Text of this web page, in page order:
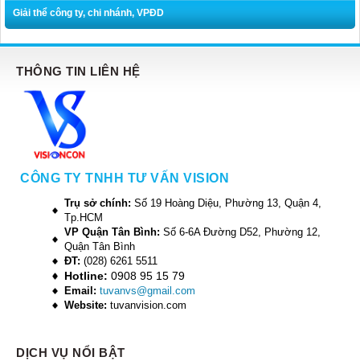
Giải thể công ty, chi nhánh, VPĐD
THÔNG TIN LIÊN HỆ
CÔNG TY TNHH TƯ VẤN VISION
Trụ sở chính: Số 19 Hoàng Diệu, Phường 13, Quận 4,
Tp.HCM
VP Quận Tân Bình: Số 6-6A Đường D52, Phường 12,
Quận Tân Bình
ĐT: (028) 6261 5511
Hotline: 0908 95 15 79
Email: tuvanvs@gmail.com
Website: tuvanvision.com
DỊCH VỤ NỔI BẬT